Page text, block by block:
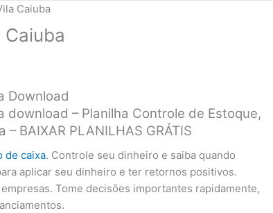
Caiuba
Download
– Planilha Controle de Estoque,
BAIXAR PLANILHAS GRÁTIS
de caixa. Controle seu dinheiro e saiba quando
aplicar seu dinheiro e ter retornos positivos.
Tome decisões importantes rapidamente,